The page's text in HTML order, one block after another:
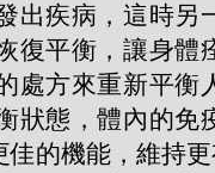
出疾病，這時另
復平衡，讓身體
處方來重新平衡
狀態，體內的免
的機能，維持